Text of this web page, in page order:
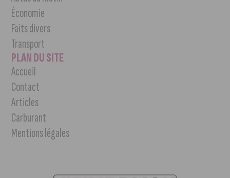
Économie
Faits divers
Transport
PLAN DU SITE
Accueil
Contact
Articles
Carburant
Mentions légales